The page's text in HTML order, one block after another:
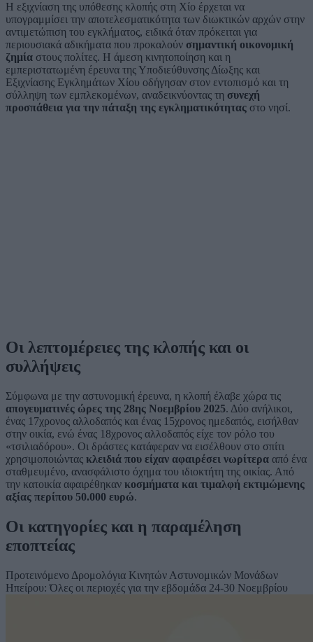
Η εξιχνίαση της υπόθεσης κλοπής στη Χίο έρχεται να
υπογραμμίσει την αποτελεσματικότητα των διωκτικών αρχών στην
αντιμετώπιση του εγκλήματος, ειδικά όταν πρόκειται για
περιουσιακά αδικήματα που προκαλούν σημαντική οικονομική
ζημία στους πολίτες. Η άμεση κινητοποίηση και η
εμπεριστατωμένη έρευνα της Υποδιεύθυνσης Δίωξης και
Εξιχνίασης Εγκλημάτων Χίου οδήγησαν στον εντοπισμό και τη
σύλληψη των εμπλεκομένων, αναδεικνύοντας τη συνεχή
προσπάθεια για την πάταξη της εγκληματικότητας στο νησί.
Οι λεπτομέρειες της κλοπής και οι
συλλήψεις
Σύμφωνα με την αστυνομική έρευνα, η κλοπή έλαβε χώρα τις
απογευματινές ώρες της 28ης Νοεμβρίου 2025. Δύο ανήλικοι,
ένας 17χρονος αλλοδαπός και ένας 15χρονος ημεδαπός, εισήλθαν
στην οικία, ενώ ένας 18χρονος αλλοδαπός είχε τον ρόλο του
«τσιλιαδόρου». Οι δράστες κατάφεραν να εισέλθουν στο σπίτι
χρησιμοποιώντας κλειδιά που είχαν αφαιρέσει νωρίτερα από ένα
σταθμευμένο, ανασφάλιστο όχημα του ιδιοκτήτη της οικίας. Από
την κατοικία αφαιρέθηκαν κοσμήματα και τιμαλφή εκτιμώμενης
αξίας περίπου 50.000 ευρώ.
Οι κατηγορίες και η παραμέληση
εποπτείας
Προτεινόμενο Δρομολόγια Κινητών Αστυνομικών Μονάδων
Ηπείρου: Όλες οι περιοχές για την εβδομάδα 24-30 Νοεμβρίου